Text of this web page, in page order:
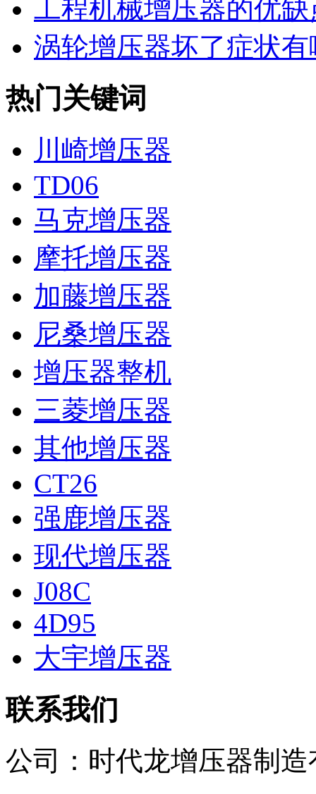
工程机械增压器的优缺
涡轮增压器坏了症状有
热门关键词
川崎增压器
TD06
马克增压器
摩托增压器
加藤增压器
尼桑增压器
增压器整机
三菱增压器
其他增压器
CT26
强鹿增压器
现代增压器
J08C
4D95
大宇增压器
联系我们
公司： 时代龙增压器制造